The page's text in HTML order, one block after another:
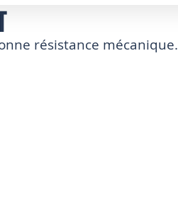
résistance mécanique.